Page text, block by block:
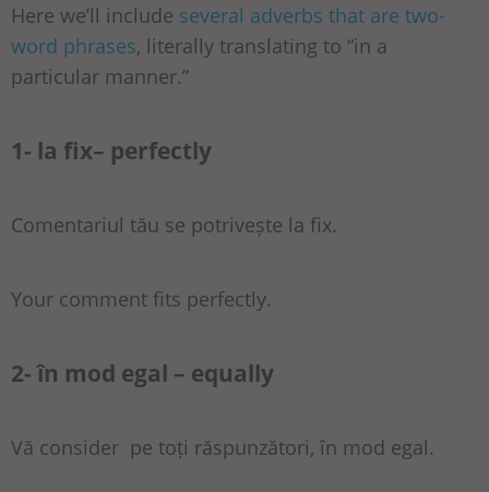
Here we’ll include several adverbs that are two-
word phrases, literally translating to “in a
particular manner.”
1- la fix– perfectly
Comentariul tău se potrivește la fix.
Your comment fits perfectly.
2- în mod egal – equally
Vă consider pe toți răspunzători, în mod egal.